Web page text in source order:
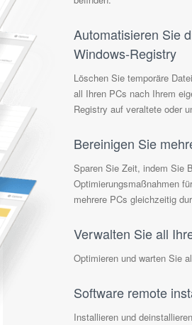
Automatisieren Sie
Windows-Registry
Löschen Sie temporäre
all Ihren PCs nach Ihrem
Registry auf veraltete oder
Bereinigen Sie
Sparen Sie Zeit, indem Sie
Optimierungsmaßnahmen
mehrere PCs gleichzeitig
Verwalten Sie all
Optimieren und warten Sie
Software remote
Installieren und